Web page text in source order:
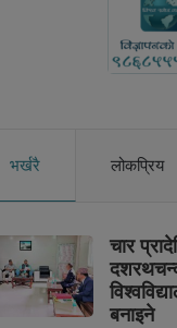
भर्खरै लोकप्रिय
चार
बनाइने